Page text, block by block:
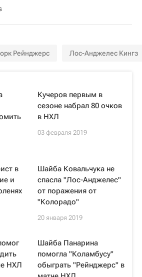
Рейнджерс Лос-Анджелес Кингз
Кучеров первым в
сезоне набрал 80 очков
в НХЛ
03 февраля 2019
в
и
Шайба Ковальчука не
спасла "Лос-Анджелес"
от поражения от
"Колорадо"
20 января 2019
НХЛ
Шайба Панарина
помогла "Коламбусу"
обыграть "Рейнджерс" в